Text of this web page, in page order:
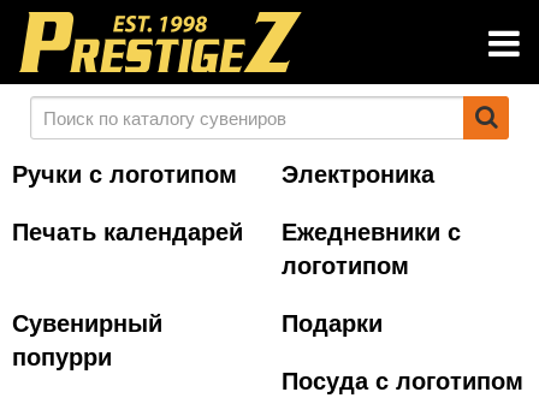
Ручки с логотипом
Электроника
Печать календарей
Ежедневники с
логотипом
Сувенирный
попурри
Подарки
Посуда с логотипом